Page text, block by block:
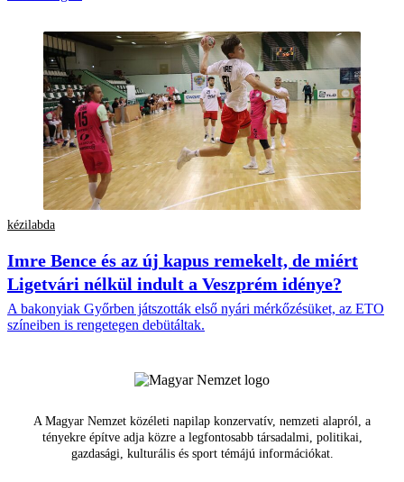
kézilabda
Imre Bence és az új kapus remekelt, de miért
Ligetvári nélkül indult a Veszprém idénye?
A bakonyiak Győrben játszották első nyári mérkőzésüket, az ETO
színeiben is rengetegen debütáltak.
A Magyar Nemzet közéleti napilap konzervatív, nemzeti alapról, a
tényekre építve adja közre a legfontosabb társadalmi, politikai,
gazdasági, kulturális és sport témájú információkat.